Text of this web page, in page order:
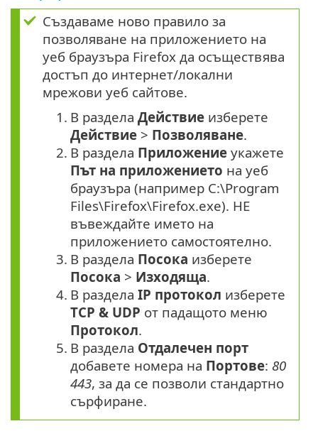
Създаваме ново правило за
позволяване на приложението на
уеб браузъра Firefox да осъществява
достъп до интернет/локални
мрежови уеб сайтове.
1. В раздела Действие изберете
Действие > Позволяване.
2. В раздела Приложение укажете
Път на приложението на уеб
браузъра (например C:\Program
Files\Firefox\Firefox.exe). НЕ
въвеждайте името на
приложението самостоятелно.
3. В раздела Посока изберете
Посока > Изходяща.
4. В раздела IP протокол изберете
TCP & UDP от падащото меню
Протокол.
5. В раздела Отдалечен порт
добавете номера на Портове: 80
443, за да се позволи стандартно
сърфиране.